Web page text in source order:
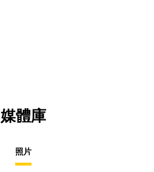
媒體庫
照片